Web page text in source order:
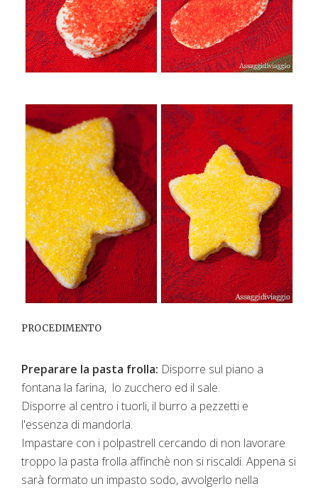
PROCEDIMENTO
Preparare la pasta frolla: Disporre sul piano a
fontana la farina, lo zucchero ed il sale.
Disporre al centro i tuorli, il burro a pezzetti e
l'essenza di mandorla.
Impastare con i polpastrell cercando di non lavorare
troppo la pasta frolla affinchè non si riscaldi. Appena si
sarà formato un impasto sodo, avvolgerlo nella